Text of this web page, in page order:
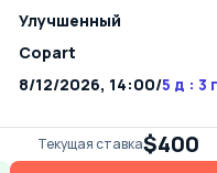
Улучшенный
Copart
8/12/2026, 14:00/5 д : 3
Текущая ставка$400